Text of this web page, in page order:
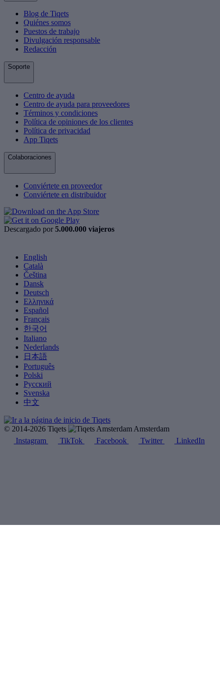
Blog de Tiqets
Quiénes somos
Puestos de trabajo
Divulgación responsable
Redacción
Soporte
Centro de ayuda
Centro de ayuda para proveedores
Términos y condiciones
Política de opiniones de los clientes
Política de privacidad
App Tiqets
Colaboraciones
Conviértete en proveedor
Conviértete en distribuidor
Descargado por 5.000.000 viajeros
English
Català
Čeština
Dansk
Deutsch
Ελληνικά
Español
Français
한국어
Italiano
Nederlands
日本語
Português
Polski
Русский
Svenska
中文
© 2014-2026 Tiqets
Amsterdam
Instagram
TikTok Facebook Twitter LinkedIn